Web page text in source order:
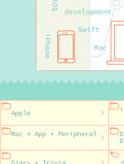
Apple
Mac + App + Peripheral